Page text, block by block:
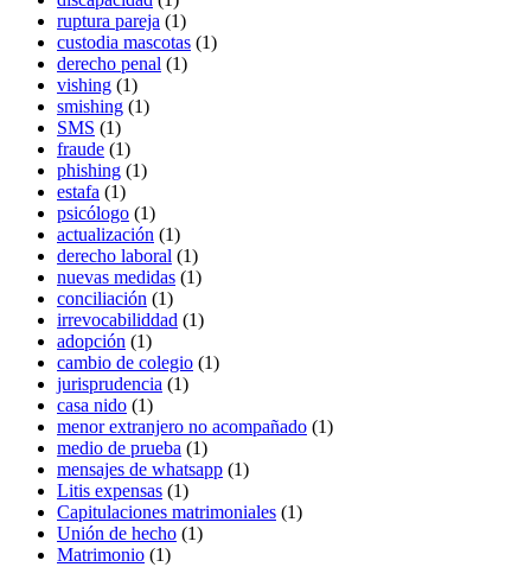
ruptura pareja (1)
custodia mascotas (1)
derecho penal (1)
vishing (1)
smishing (1)
SMS (1)
fraude (1)
phishing (1)
estafa (1)
psicólogo (1)
actualización (1)
derecho laboral (1)
nuevas medidas (1)
conciliación (1)
irrevocabiliddad (1)
adopción (1)
cambio de colegio (1)
jurisprudencia (1)
casa nido (1)
menor extranjero no acompañado (1)
medio de prueba (1)
mensajes de whatsapp (1)
Litis expensas (1)
Capitulaciones matrimoniales (1)
Unión de hecho (1)
Matrimonio (1)